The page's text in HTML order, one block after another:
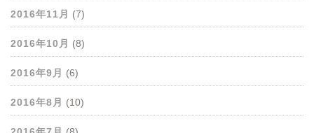
2016年11月 (7)
2016年10月 (8)
2016年9月 (6)
2016年8月 (10)